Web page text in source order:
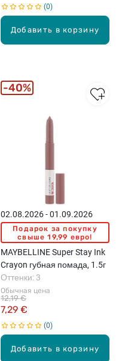
Добавить в корзину
0
Добавить в корзину
02.08.2026 - 01.09.2026
Подарок за покупку
свыше 19,99 евро!
MAYBELLINE Super Stay Ink
Crayon губная помада, 1.5г
Обычная цена
7,29 €
12,19 €
Оттенки: 3
0
40%